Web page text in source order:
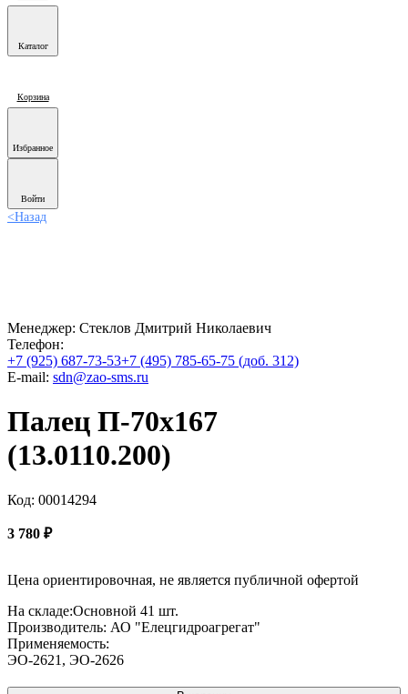
Каталог
Корзина
Избранное
Войти
<Назад
Менеджер: Стеклов Дмитрий Николаевич
Телефон:
+7 (925) 687-73-53+7 (495) 785-65-75 (доб. 312)
E-mail: sdn@zao-sms.ru
Палец П-70х167
(13.0110.200)
Код: 00014294
3 780 ₽
Цена ориентировочная, не является публичной офертой
На складе:Основной 41 шт.
Производитель: АО "Елецгидроагрегат"
Применяемость:
ЭО-2621 , ЭО-2626